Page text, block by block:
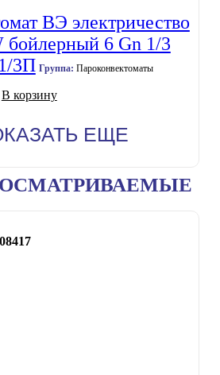
ВЭ электричество
бойлерный 6 Gn 1/3
3П Группа: Пароконвектоматы
В корзину
ЕЩЕ